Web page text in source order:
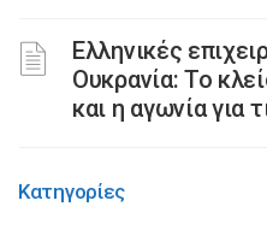
Ελληνικές
Ουκρανία: Το
και η αγωνία για
Κατηγορίες